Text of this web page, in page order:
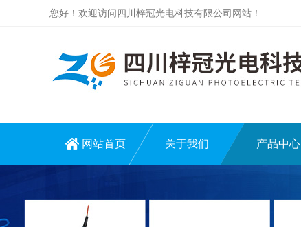
您好！欢迎访问四川梓冠光电科技有限公司网站！
网站首页 关于我们 产品中心